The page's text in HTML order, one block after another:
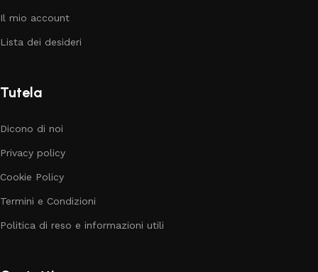
Il mio account
Lista dei desideri
Tutela
Dicono di noi
Privacy policy
Cookie Policy
Termini e Condizioni
Politica di reso e informazioni utili